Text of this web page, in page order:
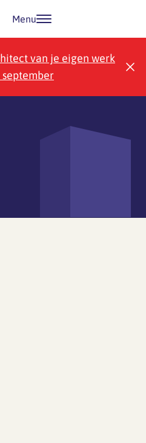
Menu
van je eigen werk
september